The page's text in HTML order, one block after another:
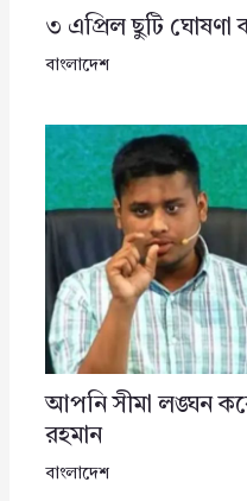
৩ এপ্রিল ছুটি ঘোষণা
বাংলাদেশ
আপনি সীমা লঙ্ঘন
রহমান
বাংলাদেশ